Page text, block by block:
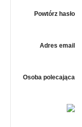
Powtórz hasło
Adres email
Osoba polecająca